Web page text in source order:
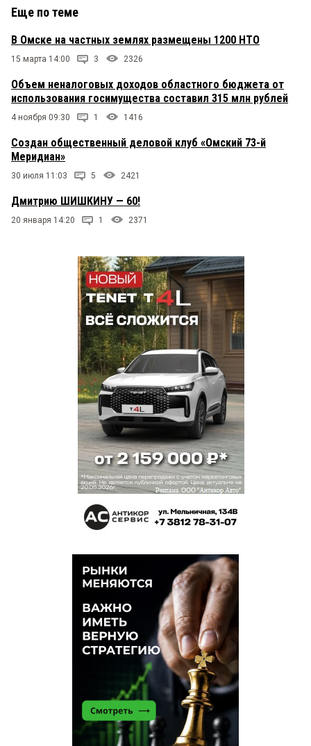
Еще по теме
В Омске на частных землях размещены 1200 НТО
15 марта 14:00 3 2326
Объем неналоговых доходов областного бюджета от
использования госимущества составил 315 млн рублей
4 ноября 09:30 1 1416
Создан общественный деловой клуб «Омский 73-й
Меридиан»
30 июля 11:03 5 2421
Дмитрию ШИШКИНУ — 60!
20 января 14:20 1 2371